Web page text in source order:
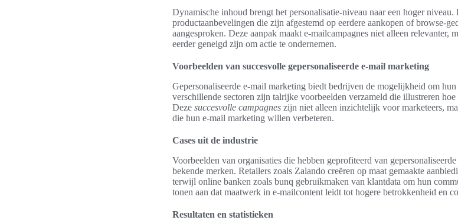
Dynamische inhoud brengt het personalisatie-niveau naar een hoger
productaanbevelingen die zijn afgestemd op eerdere aankopen of browse-
aangesproken. Deze aanpak maakt e-mailcampagnes niet alleen relevanter,
eerder geneigd zijn om actie te ondernemen.
Voorbeelden van succesvolle gepersonaliseerde e-mail marketing
Gepersonaliseerde e-mail marketing biedt bedrijven de mogelijkheid om
verschillende sectoren zijn talrijke voorbeelden verzameld die illustreren
Deze succesvolle campagnes zijn niet alleen inzichtelijk voor marketeers,
die hun e-mail marketing willen verbeteren.
Cases uit de industrie
Voorbeelden van organisaties die hebben geprofiteerd van
bekende merken. Retailers zoals Zalando creëren op maat gemaakte
terwijl online banken zoals bunq gebruikmaken van klantdata om hun
tonen aan dat maatwerk in e-mailcontent leidt tot hogere betrokkenheid en
Resultaten en statistieken